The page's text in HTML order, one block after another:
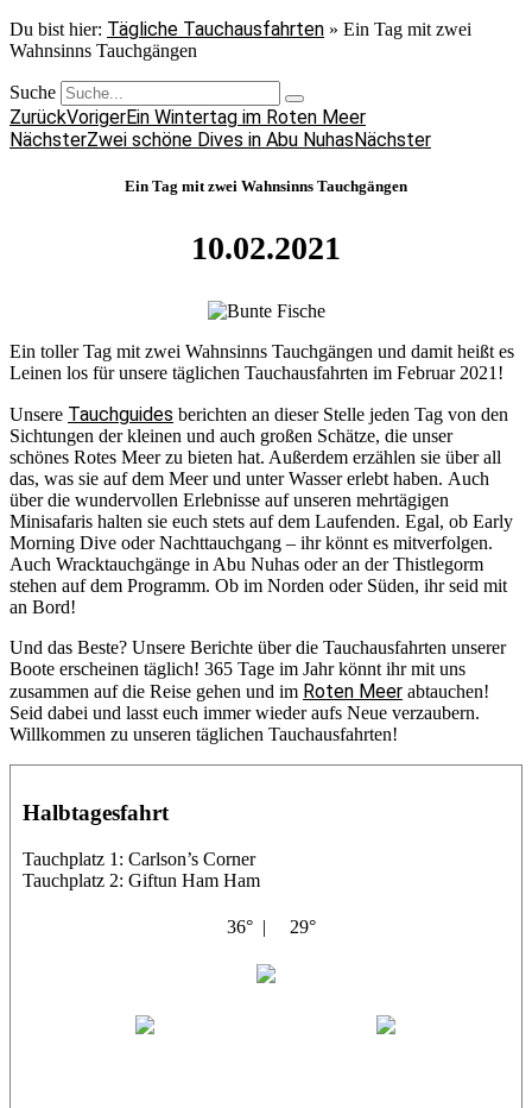
Du bist hier: Tägliche Tauchausfahrten » Ein Tag mit zwei
Wahnsinns Tauchgängen
Suche
ZurückVorigerEin Wintertag im Roten Meer
NächsterZwei schöne Dives in Abu NuhasNächster
Ein Tag mit zwei Wahnsinns Tauchgängen
10.02.2021
Ein toller Tag mit zwei Wahnsinns Tauchgängen und damit heißt es
Leinen los für unsere täglichen Tauchausfahrten im Februar 2021!
Unsere Tauchguides berichten an dieser Stelle jeden Tag von den
Sichtungen der kleinen und auch großen Schätze, die unser
schönes Rotes Meer zu bieten hat. Außerdem erzählen sie über all
das, was sie auf dem Meer und unter Wasser erlebt haben. Auch
über die wundervollen Erlebnisse auf unseren mehrtägigen
Minisafaris halten sie euch stets auf dem Laufenden. Egal, ob Early
Morning Dive oder Nachttauchgang – ihr könnt es mitverfolgen.
Auch Wracktauchgänge in Abu Nuhas oder an der Thistlegorm
stehen auf dem Programm. Ob im Norden oder Süden, ihr seid mit
an Bord!
Und das Beste? Unsere Berichte über die Tauchausfahrten unserer
Boote erscheinen täglich! 365 Tage im Jahr könnt ihr mit uns
zusammen auf die Reise gehen und im Roten Meer abtauchen!
Seid dabei und lasst euch immer wieder aufs Neue verzaubern.
Willkommen zu unseren täglichen Tauchausfahrten!
Halbtagesfahrt
Tauchplatz 1: Carlson’s Corner
Tauchplatz 2: Giftun Ham Ham
36° | 29°